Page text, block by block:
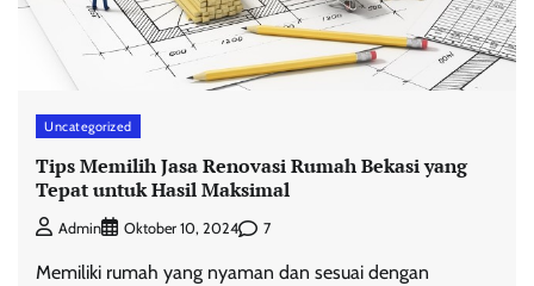
Uncategorized
Tips Memilih Jasa Renovasi Rumah Bekasi yang
Tepat untuk Hasil Maksimal
Admin Oktober 10, 2024 7
Memiliki rumah yang nyaman dan sesuai dengan